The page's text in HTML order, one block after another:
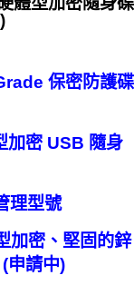
保密防護碟
密 USB 隨身
理型號
加密、堅固的鋅
申請中)